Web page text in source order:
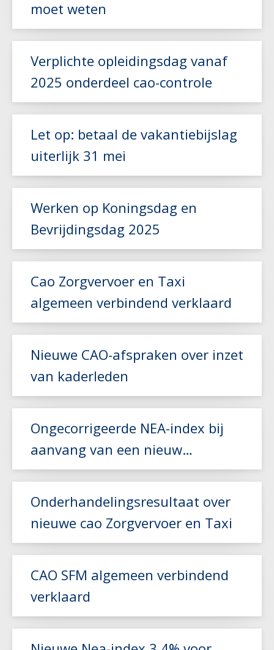
moet weten
Lees meer
Verplichte opleidingsdag vanaf
2025 onderdeel cao-controle
Let op: betaal de vakantiebijslag
uiterlijk 31 mei
Lees meer
Werken op Koningsdag en
Bevrijdingsdag 2025
Cao Zorgvervoer en Taxi
algemeen verbindend verklaard
Nieuwe CAO-afspraken over inzet
van kaderleden
Ongecorrigeerde NEA-index bij
aanvang van een nieuw
vervoerscontract
Onderhandelingsresultaat over
nieuwe cao Zorgvervoer en Taxi
CAO SFM algemeen verbindend
verklaard